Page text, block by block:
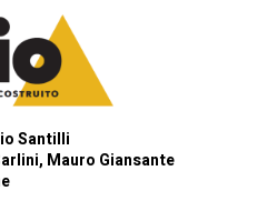
Santilli
Mauro Giansante